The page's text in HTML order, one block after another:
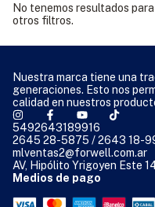
No tenemos resultados
otros filtros.
Nuestra marca tiene una
generaciones. Esto nos
calidad en nuestros
5492643189916
2645 28-5875 / 2643 18-
mlventas2@forwell.com.ar
AV, Hipólito Yrigoyen Este
Medios de pago